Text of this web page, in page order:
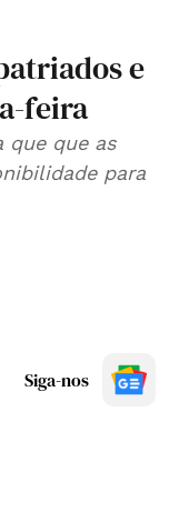
e
feira
que que as
para
Siga-nos